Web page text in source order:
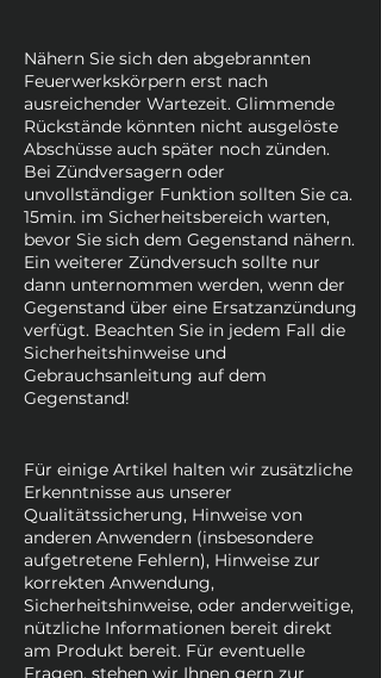
Nähern Sie sich den abgebrannten
Feuerwerkskörpern erst nach
ausreichender Wartezeit. Glimmende
Rückstände könnten nicht ausgelöste
Abschüsse auch später noch zünden.
Bei Zündversagern oder
unvollständiger Funktion sollten Sie ca.
15min. im Sicherheitsbereich warten,
bevor Sie sich dem Gegenstand nähern.
Ein weiterer Zündversuch sollte nur
dann unternommen werden, wenn der
Gegenstand über eine Ersatzanzündung
verfügt. Beachten Sie in jedem Fall die
Sicherheitshinweise und
Gebrauchsanleitung auf dem
Gegenstand!
Für einige Artikel halten wir zusätzliche
Erkenntnisse aus unserer
Qualitätssicherung, Hinweise von
anderen Anwendern (insbesondere
aufgetretene Fehlern), Hinweise zur
korrekten Anwendung,
Sicherheitshinweise, oder anderweitige,
nützliche Informationen bereit direkt
am Produkt bereit. Für eventuelle
Fragen, stehen wir Ihnen gern zur